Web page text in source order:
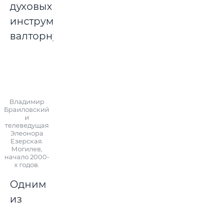
духовых
инструментов
валторну.
Владимир
Браиловский
и
телеведущая
Элеонора
Езерская.
Могилев,
начало 2000-
х годов.
Одним
из